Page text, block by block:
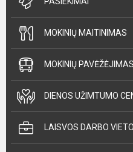
MOKINIŲ MAITINIMAS
MOKINIŲ PAVĖŽĖJIMAS
DIENOS UŽIMTUMO
LAISVOS DARBO